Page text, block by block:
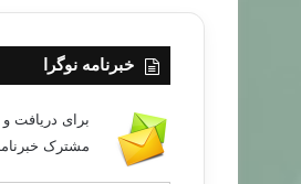
خبرنامه نوگرا
برای دریافت
مشترک